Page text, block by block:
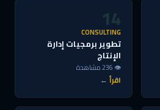
14
CONSULTING
تطوير برمجيات إدارة
الإنتاج
👁 236 مشاهدة
اقرأ ←